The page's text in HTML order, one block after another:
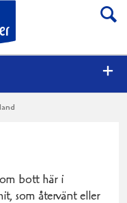
Till Norrmejerier
bott här i
som återvänt eller